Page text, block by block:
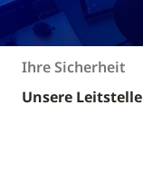
Ihre Sicherheit
Unsere Leitstelle